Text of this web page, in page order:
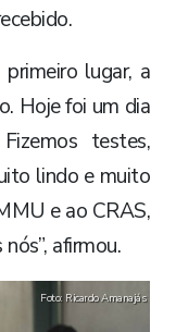
lugar, a
Hoje foi um dia
testes,
lindo e muito
e ao CRAS,
afirmou.
Foto: Ricardo Amanajás